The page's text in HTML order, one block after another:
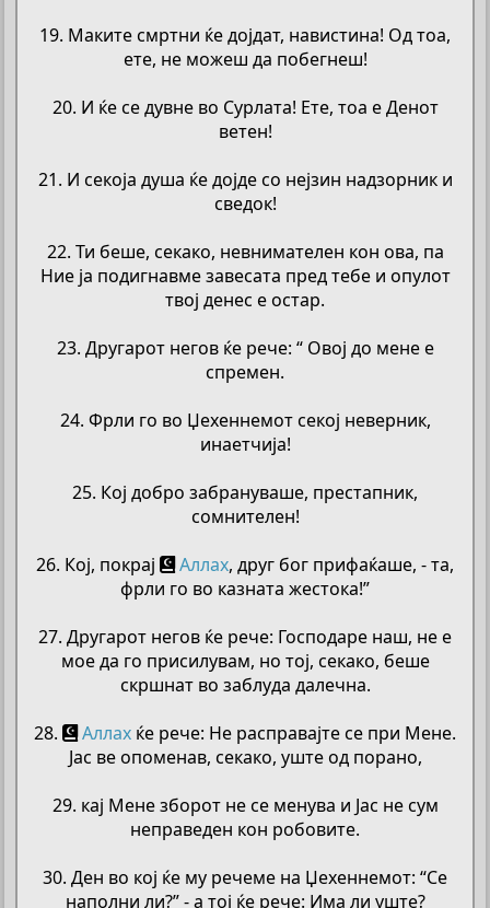
19. Маките смртни ќе дојдат, навистина! Од тоа,
ете, не можеш да побегнеш!
20. И ќе се дувне во Сурлата! Ете, тоа е Денот
ветен!
21. И секоја душа ќе дојде со нејзин надзорник и
сведок!
22. Ти беше, секако, невнимателен кон ова, па
Ние ја подигнавме завесата пред тебе и опулот
твој денес е остар.
23. Другарот негов ќе рече: “ Овој до мене е
спремен.
24. Фрли го во Џехеннемот секој неверник,
инаетчија!
25. Кој добро забрануваше, престапник,
сомнителен!
26. Кој, покрај
Аллах, друг бог прифаќаше, - та,
фрли го во казната жестока!”
27. Другарот негов ќе рече: Господаре наш, не е
мое да го присилувам, но тој, секако, беше
скршнат во заблуда далечна.
28.
Аллах ќе рече: Не расправајте се при Мене.
Јас ве опоменав, секако, уште од порано,
29. кај Мене зборот не се менува и Јас не сум
неправеден кон робовите.
30. Ден во кој ќе му речеме на Џехеннемот: “Се
наполни ли?” - а тој ќе рече: Има ли уште?